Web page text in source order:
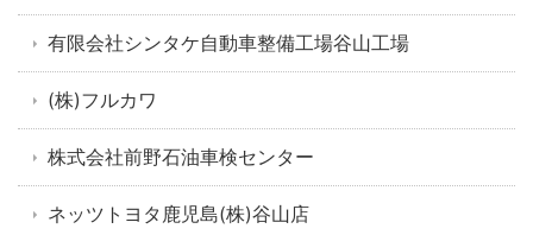
有限会社シンタケ自動車整備工場谷山工場
(株)フルカワ
株式会社前野石油車検センター
ネッツトヨタ鹿児島(株)谷山店